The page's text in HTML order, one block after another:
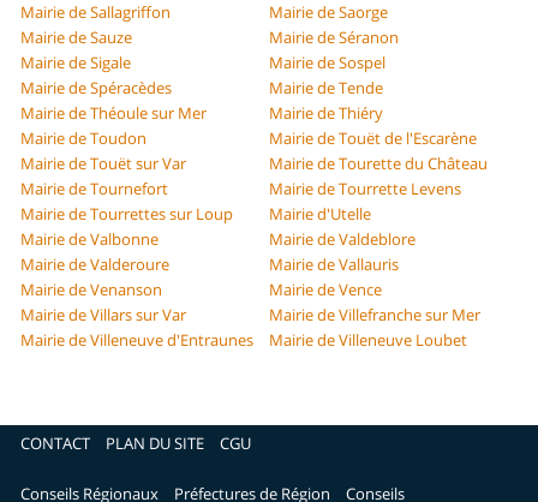
Mairie de Sallagriffon
Mairie de Saorge
Mairie de Sauze
Mairie de Séranon
Mairie de Sigale
Mairie de Sospel
Mairie de Spéracèdes
Mairie de Tende
Mairie de Théoule sur Mer
Mairie de Thiéry
Mairie de Toudon
Mairie de Touët de l'Escarène
Mairie de Touët sur Var
Mairie de Tourette du Château
Mairie de Tournefort
Mairie de Tourrette Levens
Mairie de Tourrettes sur Loup
Mairie d'Utelle
Mairie de Valbonne
Mairie de Valdeblore
Mairie de Valderoure
Mairie de Vallauris
Mairie de Venanson
Mairie de Vence
Mairie de Villars sur Var
Mairie de Villefranche sur Mer
Mairie de Villeneuve d'Entraunes
Mairie de Villeneuve Loubet
CONTACT PLAN DU SITE CGU
Conseils Régionaux Préfectures de Région Conseils